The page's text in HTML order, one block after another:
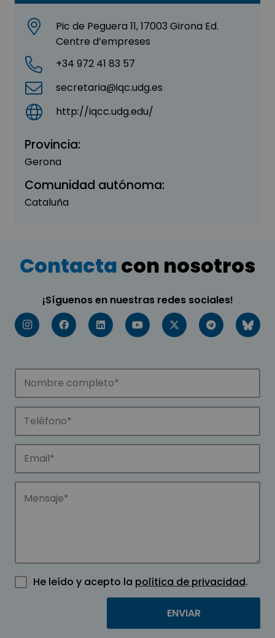
Pic de Peguera 11, 17003 Girona Ed.
Centre d’empreses
+34 972 41 83 57
secretaria@iqc.udg.es
http://iqcc.udg.edu/
Provincia:
Gerona
Comunidad autónoma:
Cataluña
Contactacon nosotros
¡Síguenos en nuestras redes sociales!
He leído y acepto la política de privacidad.